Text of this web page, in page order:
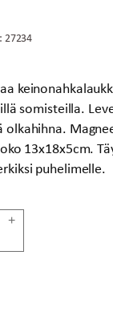
27234
somisteilla.
olkahihna.
13x18x5cm.
puhelimelle.
+